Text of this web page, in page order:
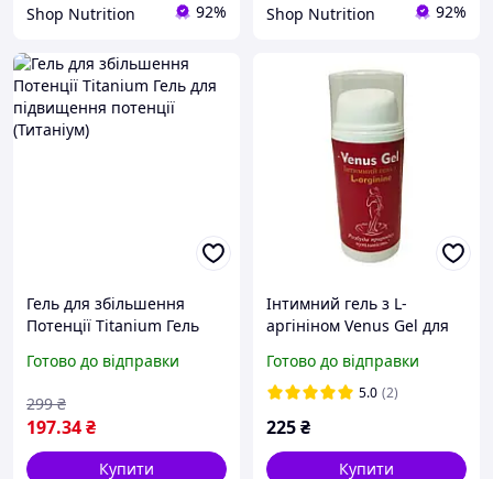
Shop Nutrition 92% Shop Nutrition 92%
Гель для збільшення
Потенції Titanium Гель
(Титаніум)
Готово до відправки
197.34₴
299 ₴
Купити
Інтимний гель з L-
аргініном Venus Gel для
30 мл
Готово до відправки
5.0 (2)
225₴
Купити